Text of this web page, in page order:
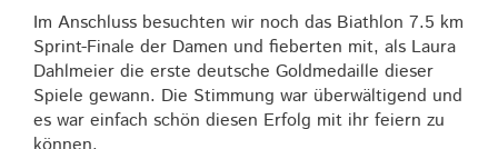
Im Anschluss besuchten wir noch das Biathlon 7.5 km
Sprint-Finale der Damen und fieberten mit, als Laura
Dahlmeier die erste deutsche Goldmedaille dieser
Spiele gewann. Die Stimmung war überwältigend und
es war einfach schön diesen Erfolg mit ihr feiern zu